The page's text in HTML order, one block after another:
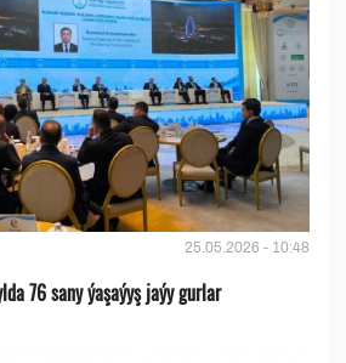
25.05.2026 - 10:48
76 sany ýaşaýyş jaýy gurlar